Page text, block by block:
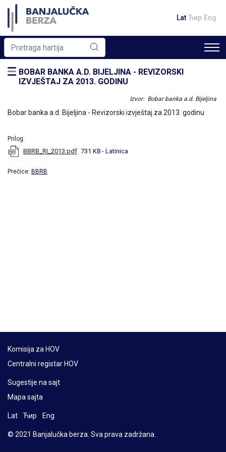
Lat Ћир Eng
BOBAR BANKA A.D. BIJELJINA - REVIZORSKI
IZVJEŠTAJ ZA 2013. GODINU
Izvor: Bobar banka a.d. Bijeljina
Bobar banka a.d. Bijeljina - Revizorski izvještaj za 2013. godinu
Prilog:
BBRB_RI_2013.pdf 731 KB - Latinica
Prečice: BBRB
Komisija za HOV
Centralni registar HOV
Sugestije na sajt
Mapa sajta
Lat Ћир Eng
© 2021 Banjalučka berza. Sva prava zadržana.